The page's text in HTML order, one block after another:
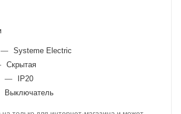
— Systeme Electric
Скрытая
—
IP20
Выключатель